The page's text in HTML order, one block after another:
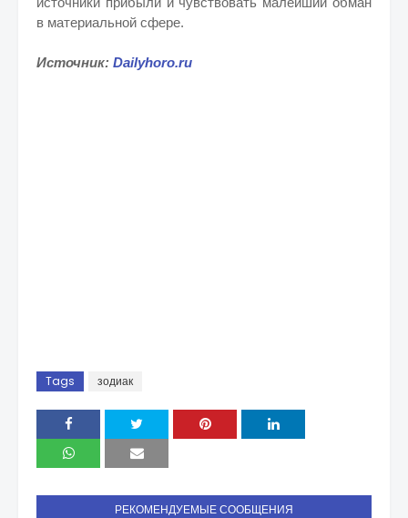
в материальной сфере.
Источник: Dailyhoro.ru
Tags зодиак
РЕКОМЕНДУЕМЫЕ СООБЩЕНИЯ